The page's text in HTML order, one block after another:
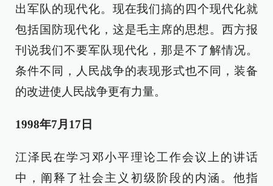
出军队的现代化。现在我们搞的四个现代化就
包括国防现代化，这是毛主席的思想。西方报
刊说我们不要军队现代化，那是不了解情况。
条件不同，人民战争的表现形式也不同，装备
的改进使人民战争更有力量。
1998年7月17日
江泽民在学习邓小平理论工作会议上的讲话
中，阐释了社会主义初级阶段的内涵。他指